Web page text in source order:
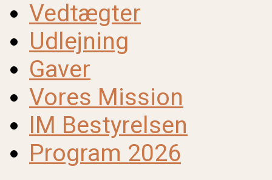
Vedtægter
Udlejning
Gaver
Vores Mission
IM Bestyrelsen
Program 2026